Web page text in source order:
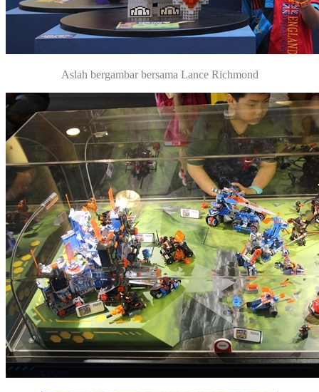
Aslah bergambar bersama Lance Richmond